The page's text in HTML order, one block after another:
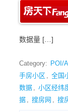
数据量 […]
Category: POI/
手房小区 , 全国
数据 , 小区经纬
据 , 搜房网 , 搜